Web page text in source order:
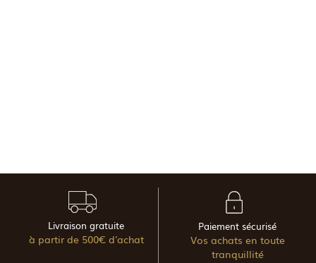
Livraison gratuite
à partir de 500€ d'achat
Paiement sécurisé
Vos achats en toute
tranquillité